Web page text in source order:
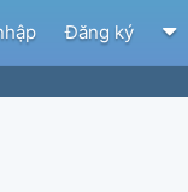
Đăng ký